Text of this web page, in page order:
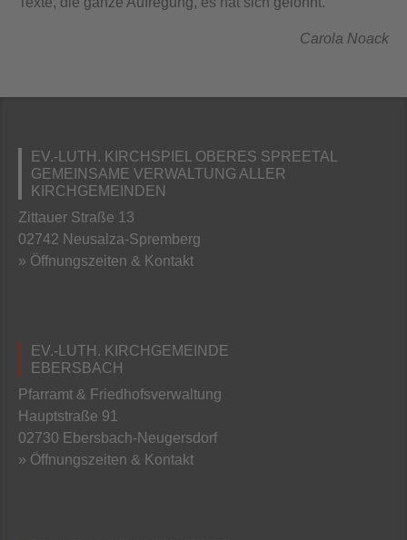
Carola Noack
EV.-LUTH. KIRCHSPIEL OBERES SPREETAL
GEMEINSAME VERWALTUNG ALLER
KIRCHGEMEINDEN
Zittauer Straße 13
02742 Neusalza-Spremberg
» Öffnungszeiten & Kontakt
EV.-LUTH. KIRCHGEMEINDE
EBERSBACH
Pfarramt & Friedhofsverwaltung
Hauptstraße 91
02730 Ebersbach-Neugersdorf
» Öffnungszeiten & Kontakt